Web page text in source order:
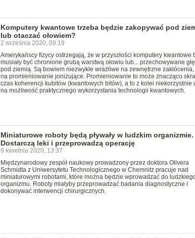
Komputery kwantowe trzeba będzie zakopywać pod
lub otaczać ołowiem?
2 września 2020, 09:19
Amerykańscy fizycy ostrzegają, że w przyszłości komputery kwantowe
musiały być chronione grubą warstwą ołowiu lub... przechowywane
pod ziemią. Są bowiem niezwykle wrażliwe na zewnętrzne zakłócenia,
na promieniowanie jonizujące. Promieniowanie to może znacząco
czas koherencji kubitów (kwantowych bitów), a to z kolei niekorzystnie
na możliwość praktycznego wykorzystania technologii kwantowych.
Miniaturowe roboty będą pływały w ludzkim organizmie.
Dostarczą leki i przeprowadzą operację
9 kwietnia 2020, 13:37
Międzynarodowy zespół naukowy prowadzony przez doktora Olivera
Schmidta z Uniwersytetu Technologicznego w Chemnitz pracuje nad
miniaturowymi robotami, które można będzie wprowadzać do
organizmu. Roboty miałyby przeprowadzać badania diagnostyczne i
dokonywać interwencji chirurgicznych.